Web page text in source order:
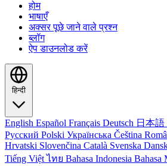
होम
भाषाएँ
अक्सर पूछे जाने वाले प्रश्न
ब्लॉग
ऐप डाउनलोड करें
हिन्दी
English Español Français Deutsch 日本語
Русский Polski Українська Čeština
Hrvatski Slovenčina Català Svenska
Tiếng Việtไทย Bahasa Indonesia Bahasa